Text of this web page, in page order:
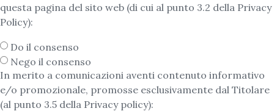
questa pagina del sito web (di cui al punto 3.2 della Privacy
Policy):
Do il consenso
Nego il consenso
In merito a comunicazioni aventi contenuto informativo
e/o promozionale, promosse esclusivamente dal Titolare
(al punto 3.5 della Privacy policy):